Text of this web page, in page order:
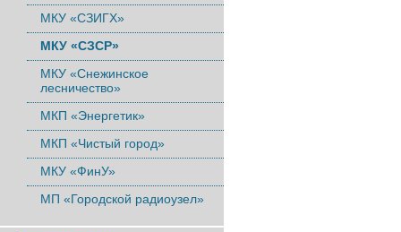
МКУ «СЗИГХ»
МКУ «СЗСР»
МКУ «Снежинское
лесничество»
МКП «Энергетик»
МКП «Чистый город»
МКУ «ФинУ»
МП «Городской радиоузел»